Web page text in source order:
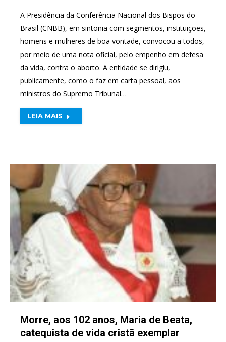
A Presidência da Conferência Nacional dos Bispos do
Brasil (CNBB), em sintonia com segmentos, instituições,
homens e mulheres de boa vontade, convocou a todos,
por meio de uma nota oficial, pelo empenho em defesa
da vida, contra o aborto. A entidade se dirigiu,
publicamente, como o faz em carta pessoal, aos
ministros do Supremo Tribunal…
LEIA MAIS
Morre, aos 102 anos, Maria de Beata,
catequista de vida cristã exemplar